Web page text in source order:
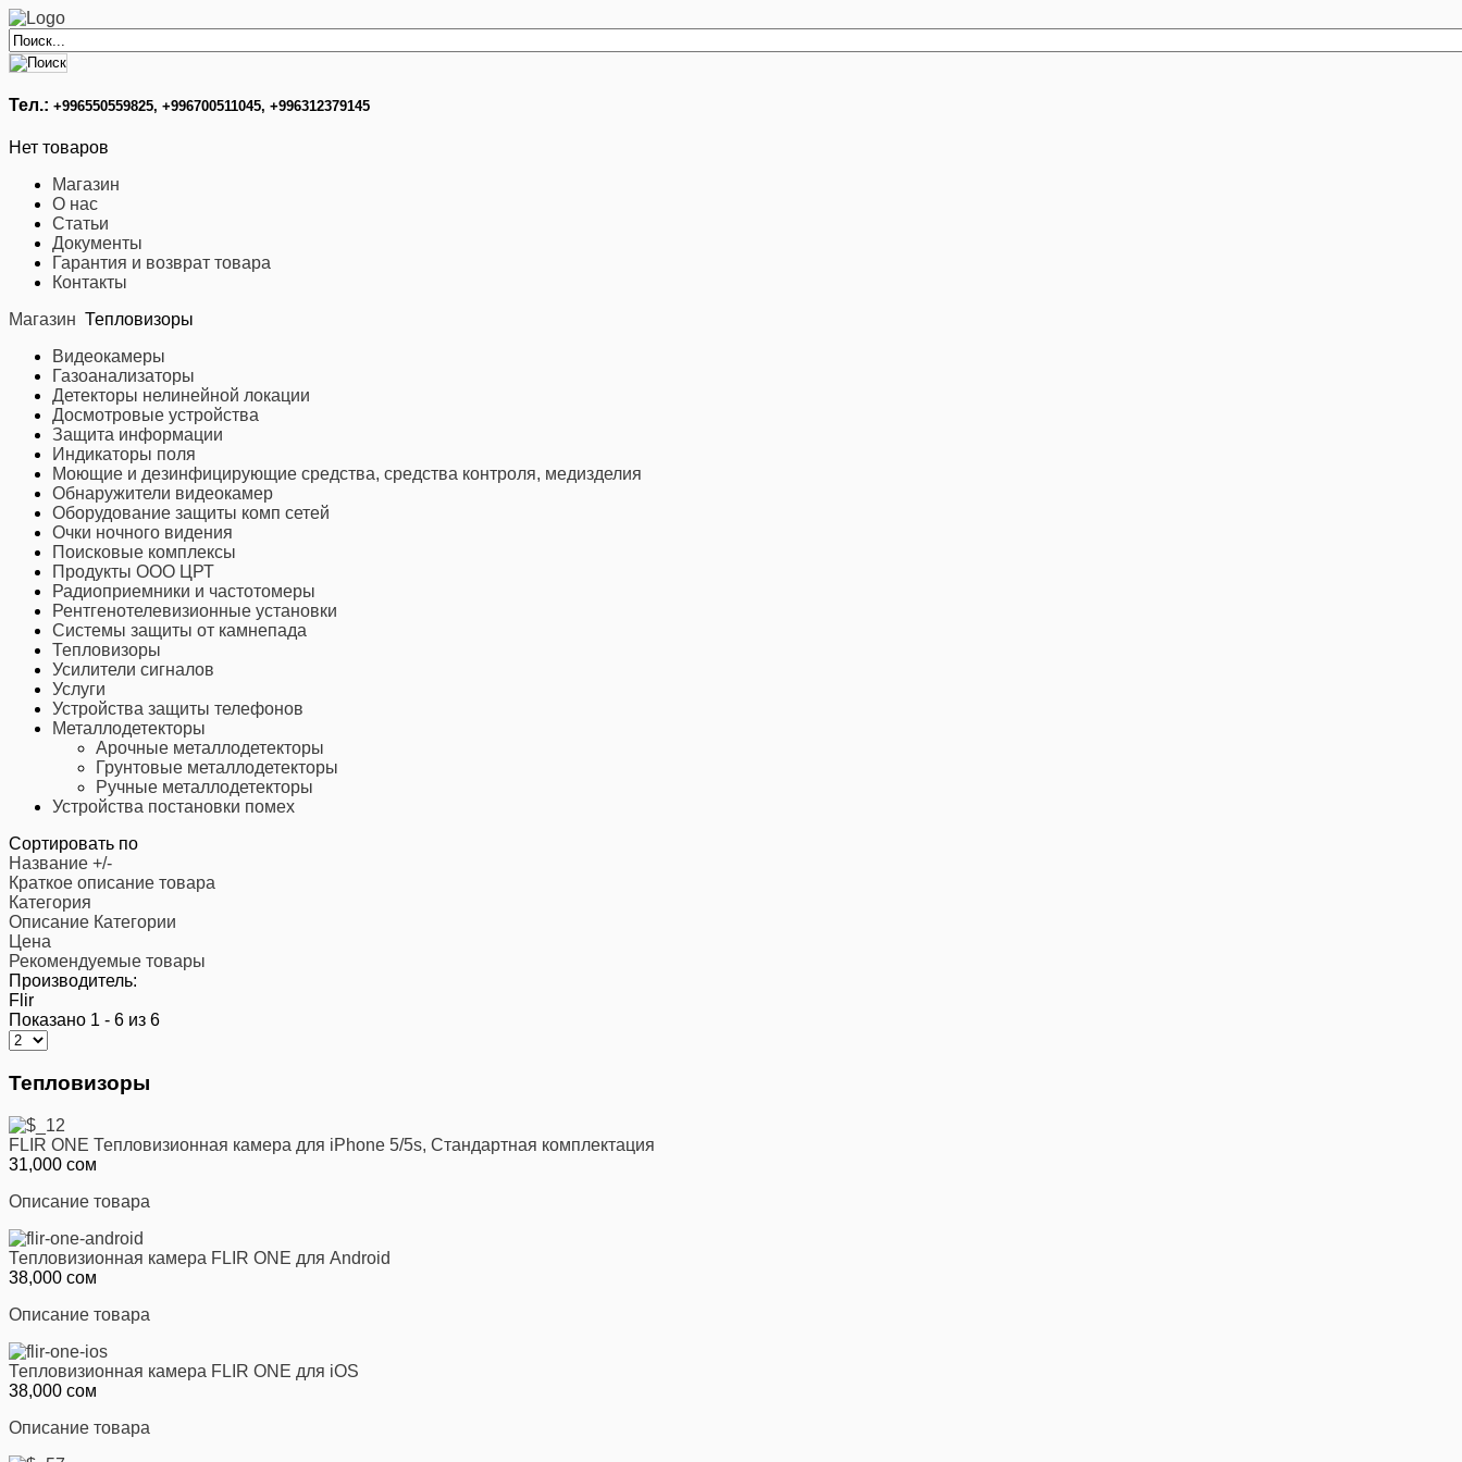
Тел.: +996550559825, +996700511045, +996312379145
Нет товаров
Магазин
О нас
Статьи
Документы
Гарантия и возврат товара
Контакты
Магазин Тепловизоры
Видеокамеры
Газоанализаторы
Детекторы нелинейной локации
Досмотровые устройства
Защита информации
Индикаторы поля
Моющие и дезинфицирующие средства, средства контроля, медизделия
Обнаружители видеокамер
Оборудование защиты комп сетей
Очки ночного видения
Поисковые комплексы
Продукты ООО ЦРТ
Радиоприемники и частотомеры
Рентгенотелевизионные установки
Системы защиты от камнепада
Тепловизоры
Усилители сигналов
Услуги
Устройства защиты телефонов
Металлодетекторы
Арочные металлодетекторы
Грунтовые металлодетекторы
Ручные металлодетекторы
Устройства постановки помех
Сортировать по
Название +/-
Краткое описание товара
Категория
Описание Категории
Цена
Рекомендуемые товары
Производитель:
Flir
Показано 1 - 6 из 6
Тепловизоры
FLIR ONE Тепловизионная камера для iPhone 5/5s, Стандартная комплектация
31,000 сом
Описание товара
Тепловизионная камера FLIR ONE для Android
38,000 сом
Описание товара
Тепловизионная камера FLIR ONE для iOS
38,000 сом
Описание товара